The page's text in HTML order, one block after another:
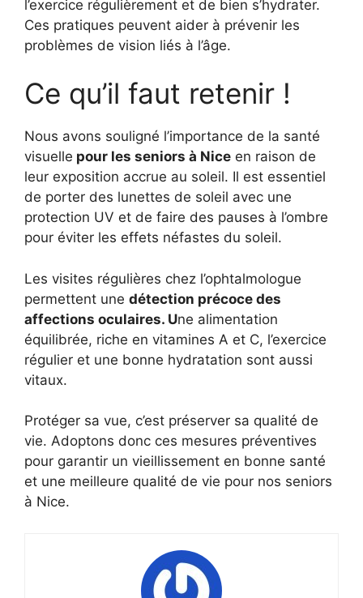
l’exercice régulièrement et de bien s’hydrater.
Ces pratiques peuvent aider à prévenir les
problèmes de vision liés à l’âge.
Ce qu’il faut retenir !
Nous avons souligné l’importance de la santé
visuelle pour les seniors à Nice en raison de
leur exposition accrue au soleil. Il est essentiel
de porter des lunettes de soleil avec une
protection UV et de faire des pauses à l’ombre
pour éviter les effets néfastes du soleil.
Les visites régulières chez l’ophtalmologue
permettent une détection précoce des
affections oculaires. Une alimentation
équilibrée, riche en vitamines A et C, l’exercice
régulier et une bonne hydratation sont aussi
vitaux.
Protéger sa vue, c’est préserver sa qualité de
vie. Adoptons donc ces mesures préventives
pour garantir un vieillissement en bonne santé
et une meilleure qualité de vie pour nos seniors
à Nice.